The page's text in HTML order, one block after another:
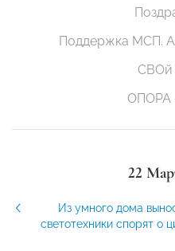
Поддержка МСП.
СВОй
ОПОРА
22
Из умного дома
светотехники спорят о